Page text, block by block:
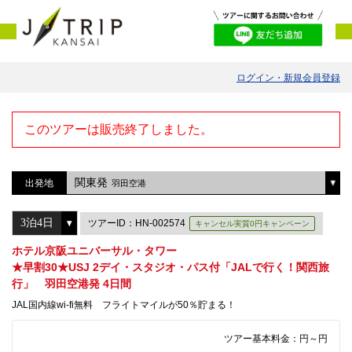
ログイン・新規会員登録
このツアーは販売終了しました。
出発地 関東発 羽田空港
ツアーID：HN-002574 キャンセル実質0円キャンペーン
ホテル京阪ユニバーサル・タワー
★早割30★USJ 2デイ・スタジオ・パス付「JALで行く！関西旅
行」 羽田空港発 4日間
JAL国内線wi-fi無料 フライトマイルが50％貯まる！
ツアー基本料金： 円～ 円